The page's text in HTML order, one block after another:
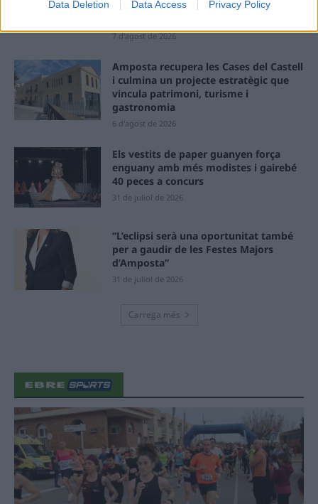
Data Deletion Data Access Privacy Policy
dels terrenys de Renfe per les altes
7 d'agost de 2026
Amposta recupera les Cases del Castell
i culmina un projecte estratègic que
vincula patrimoni, turisme i
gastronomia
6 d'agost de 2026
Els vestits de paper guanyen força
enguany amb més modistes i gairebé
40 peces a concurs
31 de juliol de 2026
“L’eclipsi serà una oportunitat també
per a gaudir de les Festes Majors
d’Amposta”
31 de juliol de 2026
Carrega més